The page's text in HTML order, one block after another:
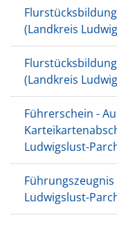
(Landkreis
(Landkreis
Führerschein -
Ludwigslust-
Ludwigslust-